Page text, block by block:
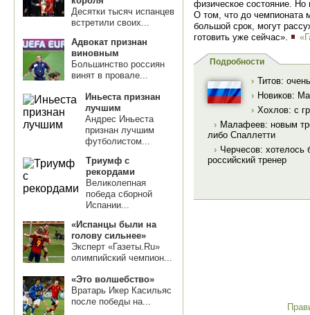
Десятки тысяч испанцев
встретили своих...
Адвокат признан
виновным
Большинство россиян
винят в провале...
Иньеста признан
лучшим
Андрес Иньеста
признан лучшим
футболистом...
Триумф с
рекордами
Великолепная
победа сборной
Испании...
«Испанцы были на
голову сильнее»
Эксперт «Газеты.Ru»
олимпийский чемпион...
«Это волшебство»
Вратарь Икер Касильяс
после победы на...
физическое состояние.
О том, что до чемпионата
большой срок, могут
готовить уже сейчас».
Подробности
› Титов:
› Новиков:
› Хохлов: с
› Малафеев: новым
либо Спаллетти
› Черчесов: хотелось
российский тренер